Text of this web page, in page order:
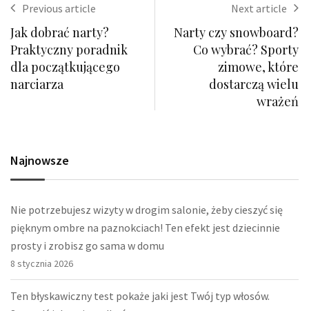
Previous article
Jak dobrać narty?
Praktyczny poradnik
dla początkującego
narciarza
Next article
Narty czy snowboard?
Co wybrać? Sporty
zimowe, które
dostarczą wielu
wrażeń
Najnowsze
Nie potrzebujesz wizyty w drogim salonie, żeby cieszyć się
pięknym ombre na paznokciach! Ten efekt jest dziecinnie
prosty i zrobisz go sama w domu
8 stycznia 2026
Ten błyskawiczny test pokaże jaki jest Twój typ włosów.